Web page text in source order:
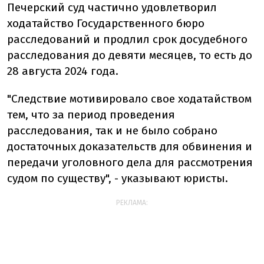
Печерский суд частично удовлетворил
ходатайство Государственного бюро
расследований и продлил срок досудебного
расследования до девяти месяцев, то есть до
28 августа 2024 года.
"Следствие мотивировало свое ходатайством
тем, что за период проведения
расследования, так и не было собрано
достаточных доказательств для обвинения и
передачи уголовного дела для рассмотрения
судом по существу", - указывают юристы.
РЕКЛАМА: